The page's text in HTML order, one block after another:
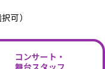
可）
コンサート・
舞台スタッフ